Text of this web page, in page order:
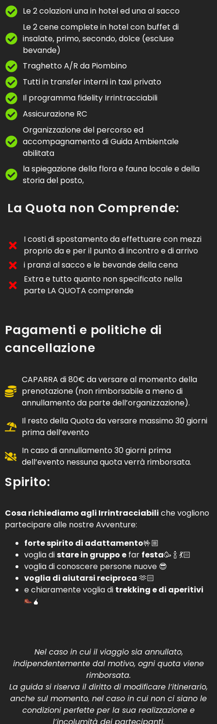
Le 2 colazioni una in hotel ed una al sacco
Le 2 cene complete in hotel con buffet di
insalate, primo, secondo, dolce (escluse
bevande)
Traghetto A/R da Piombino
Tutti in transfer interni in taxi privato
Il programma fidelity Irrintracciabili
Assicurazione RC
Organizzazione del percorso ed
accompagnamento di Guida Ambientale
abilitata
la spiegazione della flora e fauna locale e della
storia del posto,
La Quota non Comprende:
I costi di spostamento da effettuare con mezzi
proprio da e per il punto di incontro e di arrivo
i pranzi al sacco e le bevande della cena
Extra e tutto quanto non specificato nella
parte LA QUOTA comprende
Spirito:
Cosa richiediamo agli Irrintracciabili che vogliono
partecipare alle nostre Avventure:
forte spirito di adattamento🤟🏼
voglia di stare in gruppo e far festa🥳 🍾 💃🏻
voglia di conoscere persone nuove 😎
voglia di aiutarsi reciproca 🫶🏻
e chiaramente voglia di trekking e di aperitivi
🧉
Pagamenti e politiche di
cancellazione
CAPARRA di 80€ da versare al momento della
prenotazione (non rimborsabile a meno di
annullamento da parte dell’organizzazione).
Il resto della Quota da versare massimo 30 giorni
prima dell’evento
In caso di annullamento 30 giorni prima
dell’evento nessuna quota verrà rimborsata.
Nel caso in cui il viaggio sia annullato,
indipendentemente dal motivo, ogni quota viene
rimborsata.
La guida si riserva il diritto di modificare l’itinerario,
anche sul momento, nel caso in cui non ci siano le
condizioni perfette per la sua realizzazione e